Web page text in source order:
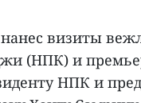
визиты
(НПК) и
НПК и